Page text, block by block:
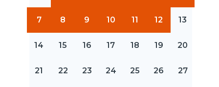
7 8 9 10 11 12 13
14 15 16 17 18 19 20
21 22 23 24 25 26 27